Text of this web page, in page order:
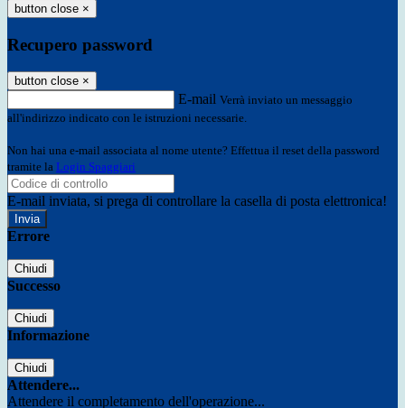
button close ×
Recupero password
button close ×
E-mail Verrà inviato un messaggio
all'indirizzo indicato con le istruzioni necessarie.
Non hai una e-mail associata al nome utente? Effettua il reset della password
tramite la Login Spaggiari
E-mail inviata, si prega di controllare la casella di posta elettronica!
Errore
Chiudi
Successo
Chiudi
Informazione
Chiudi
Attendere...
Attendere il completamento dell'operazione...